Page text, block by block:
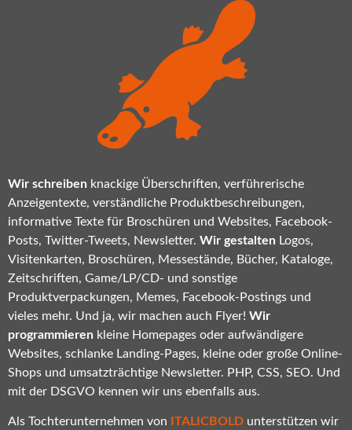
Wir schreiben knackige Überschriften, verführerische
Anzeigentexte, verständliche Produktbeschreibungen,
informative Texte für Broschüren und Websites, Facebook-
Posts, Twitter-Tweets, Newsletter. Wir gestalten Logos,
Visitenkarten, Broschüren, Messestände, Bücher, Kataloge,
Zeitschriften, Game/LP/CD- und sonstige
Produktverpackungen, Memes, Facebook-Postings und
vieles mehr. Und ja, wir machen auch Flyer! Wir
programmieren kleine Homepages oder aufwändigere
Websites, schlanke Landing-Pages, kleine oder große Online-
Shops und umsatzträchtige Newsletter. PHP, CSS, SEO. Und
mit der DSGVO kennen wir uns ebenfalls aus.
Als Tochterunternehmen von ITALICBOLD unterstützen wir